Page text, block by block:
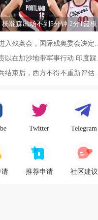
杨瀚森出场不到5分钟 2分1篮板
Twitter Telegram
请 推荐申请 社区建议